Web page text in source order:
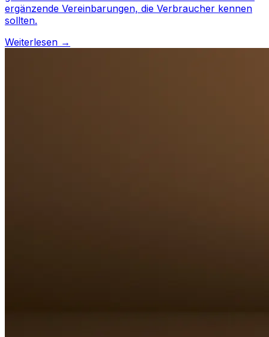
ergänzende Vereinbarungen, die Verbraucher kennen
sollten.
Weiterlesen →